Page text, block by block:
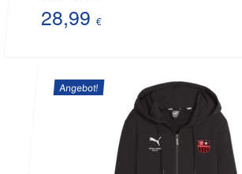
40,89 €
28,99 €
Preis
ist:Angebot!